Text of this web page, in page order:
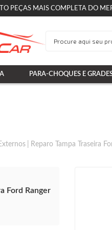
PEÇAS MAIS COMPLETA DO
PARA-CHOQUES E
Reparo Tampa Traseira
Ford Ranger